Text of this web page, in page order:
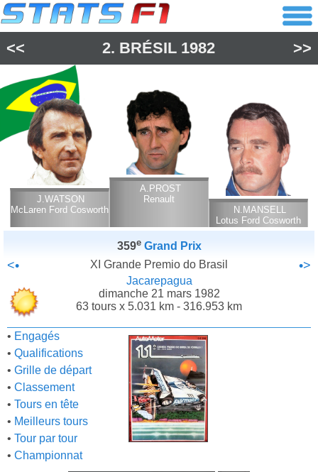
<< 2. BRÉSIL 1982 >>
J.WATSON
McLaren Ford Cosworth
A.PROST
Renault
N.MANSELL
Lotus Ford Cosworth
359e Grand Prix
<• XI Grande Premio do Brasil •>
Jacarepagua
dimanche 21 mars 1982
63 tours x 5.031 km - 316.953 km
• Engagés
• Qualifications
• Grille de départ
• Classement
• Tours en tête
• Meilleurs tours
• Tour par tour
• Championnat